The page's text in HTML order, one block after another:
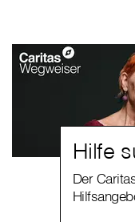
Hilfe
Der